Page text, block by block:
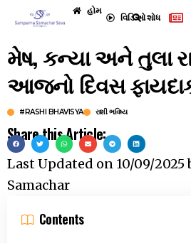
હોમ
વિડિઓશોધ
મેષ, કન્યા અને તુલા
આજનો દિવસ
#RASHI BHAVISYA રાશી ભવિષ્ય
Share this Article:
Last Updated on 10/09/2025
Samachar
Contents